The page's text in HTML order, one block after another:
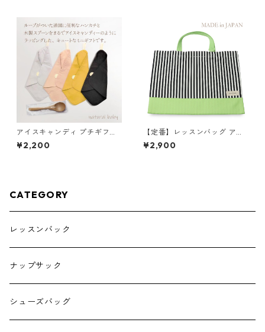
アイスキャンディ プチギフト
ダーク
¥2,200
【定番】レッスンバッグ アッ
プルグリーン×ストライプ 縦3
0cm×横40cm
¥2,900
CATEGORY
レッスンバック
ナップサック
シューズバッグ